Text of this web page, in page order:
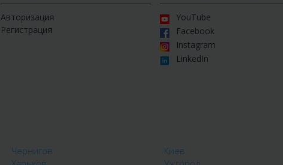
Авторизация
Регистрация
YouTube
Facebook
Instagram
LinkedIn
Чернигов Киев